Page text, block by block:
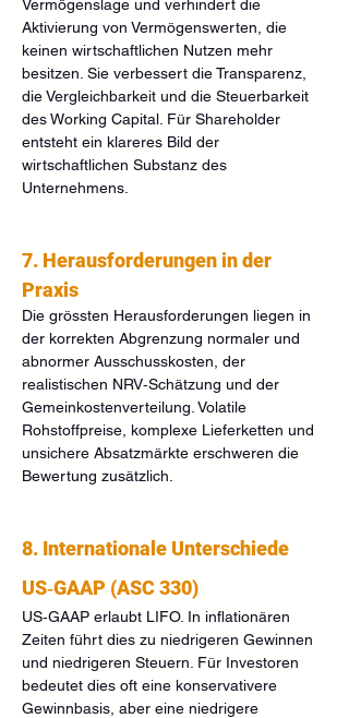
Vermögenslage und verhindert die
Aktivierung von Vermögenswerten, die
keinen wirtschaftlichen Nutzen mehr
besitzen. Sie verbessert die Transparenz,
die Vergleichbarkeit und die Steuerbarkeit
des Working Capital. Für Shareholder
entsteht ein klareres Bild der
wirtschaftlichen Substanz des
Unternehmens.
7. Herausforderungen in der
Praxis
Die grössten Herausforderungen liegen in
der korrekten Abgrenzung normaler und
abnormer Ausschusskosten, der
realistischen NRV‑Schätzung und der
Gemeinkostenverteilung. Volatile
Rohstoffpreise, komplexe Lieferketten und
unsichere Absatzmärkte erschweren die
Bewertung zusätzlich.
8. Internationale Unterschiede
US‑GAAP (ASC 330)
US‑GAAP erlaubt LIFO. In inflationären
Zeiten führt dies zu niedrigeren Gewinnen
und niedrigeren Steuern. Für Investoren
bedeutet dies oft eine konservativere
Gewinnbasis, aber eine niedrigere